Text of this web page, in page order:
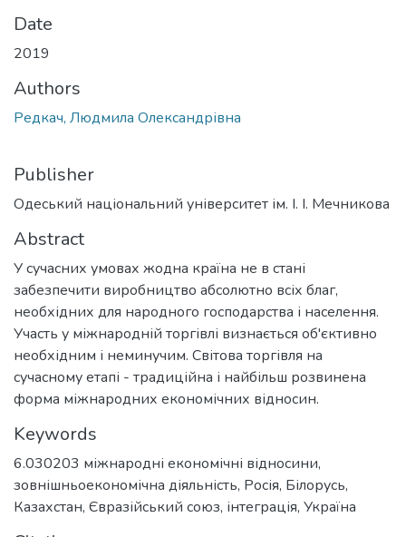
Date
2019
Authors
Редкач, Людмила Олександрівна
Publisher
Одеський національний університет ім. І. І. Мечникова
Abstract
У сучасних умовах жодна країна не в стані
забезпечити виробництво абсолютно всіх благ,
необхідних для народного господарства і населення.
Участь у міжнародній торгівлі визнається об'єктивно
необхідним і неминучим. Світова торгівля на
сучасному етапі - традиційна і найбільш розвинена
форма міжнародних економічних відносин.
Keywords
6.030203 міжнародні економічні відносини,
зовнішньоекономічна діяльність, Росія, Білорусь,
Казахстан, Євразійський союз, інтеграція, Україна